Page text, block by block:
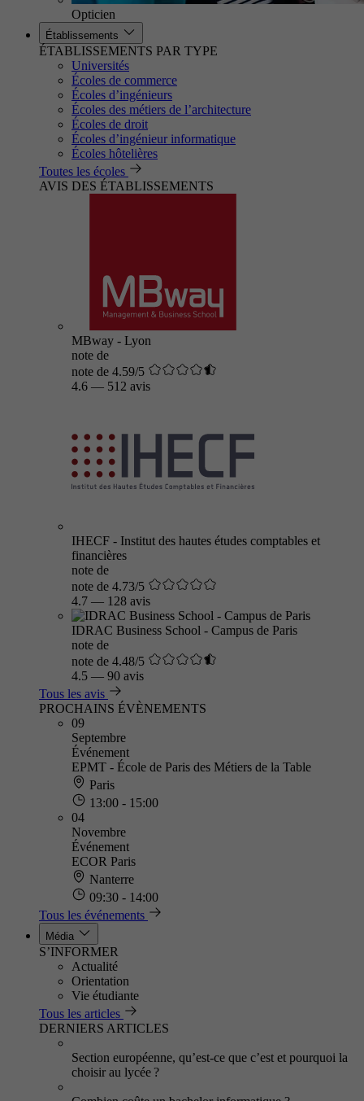
Opticien
Établissements
ÉTABLISSEMENTS PAR TYPE
Universités
Écoles de commerce
Écoles d’ingénieurs
Écoles des métiers de l’architecture
Écoles de droit
Écoles d’ingénieur informatique
Écoles hôtelières
Toutes les écoles
AVIS DES ÉTABLISSEMENTS
MBway - Lyon
note de
note de 4.59/5
4.6 — 512 avis
IHECF - Institut des hautes études comptables et
financières
note de
note de 4.73/5
4.7 — 128 avis
IDRAC Business School - Campus de Paris
note de
note de 4.48/5
4.5 — 90 avis
Tous les avis
PROCHAINS ÉVÈNEMENTS
09
Septembre
Événement
EPMT - École de Paris des Métiers de la Table
Paris
13:00 - 15:00
04
Novembre
Événement
ECOR Paris
Nanterre
09:30 - 14:00
Tous les événements
Média
S’INFORMER
Actualité
Orientation
Vie étudiante
Tous les articles
DERNIERS ARTICLES
Section européenne, qu’est-ce que c’est et pourquoi la
choisir au lycée ?